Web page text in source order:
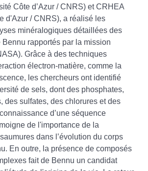
Côte d’Azur / CNRS) et CRHEA
d'Azur / CNRS), a réalisé les
minéralogiques détaillées des
rapportés par la mission
Grâce à des techniques
électron-matière, comme la
les chercheurs ont identifié
de sels, dont des phosphates,
des sulfates, des chlorures et des
d’une séquence
de l'importance de la
dans l’évolution du corps
En outre, la présence de composés
fait de Bennu un candidat